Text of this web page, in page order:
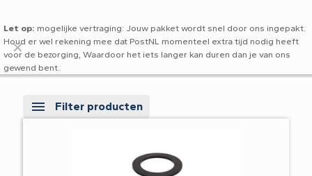
Let op: mogelijke vertraging: Jouw pakket wordt snel door ons ingepakt.
Houd er wel rekening mee dat PostNL momenteel extra tijd nodig heeft
voor de bezorging, Waardoor het iets langer kan duren dan je van ons
gewend bent.
✕
Filter producten